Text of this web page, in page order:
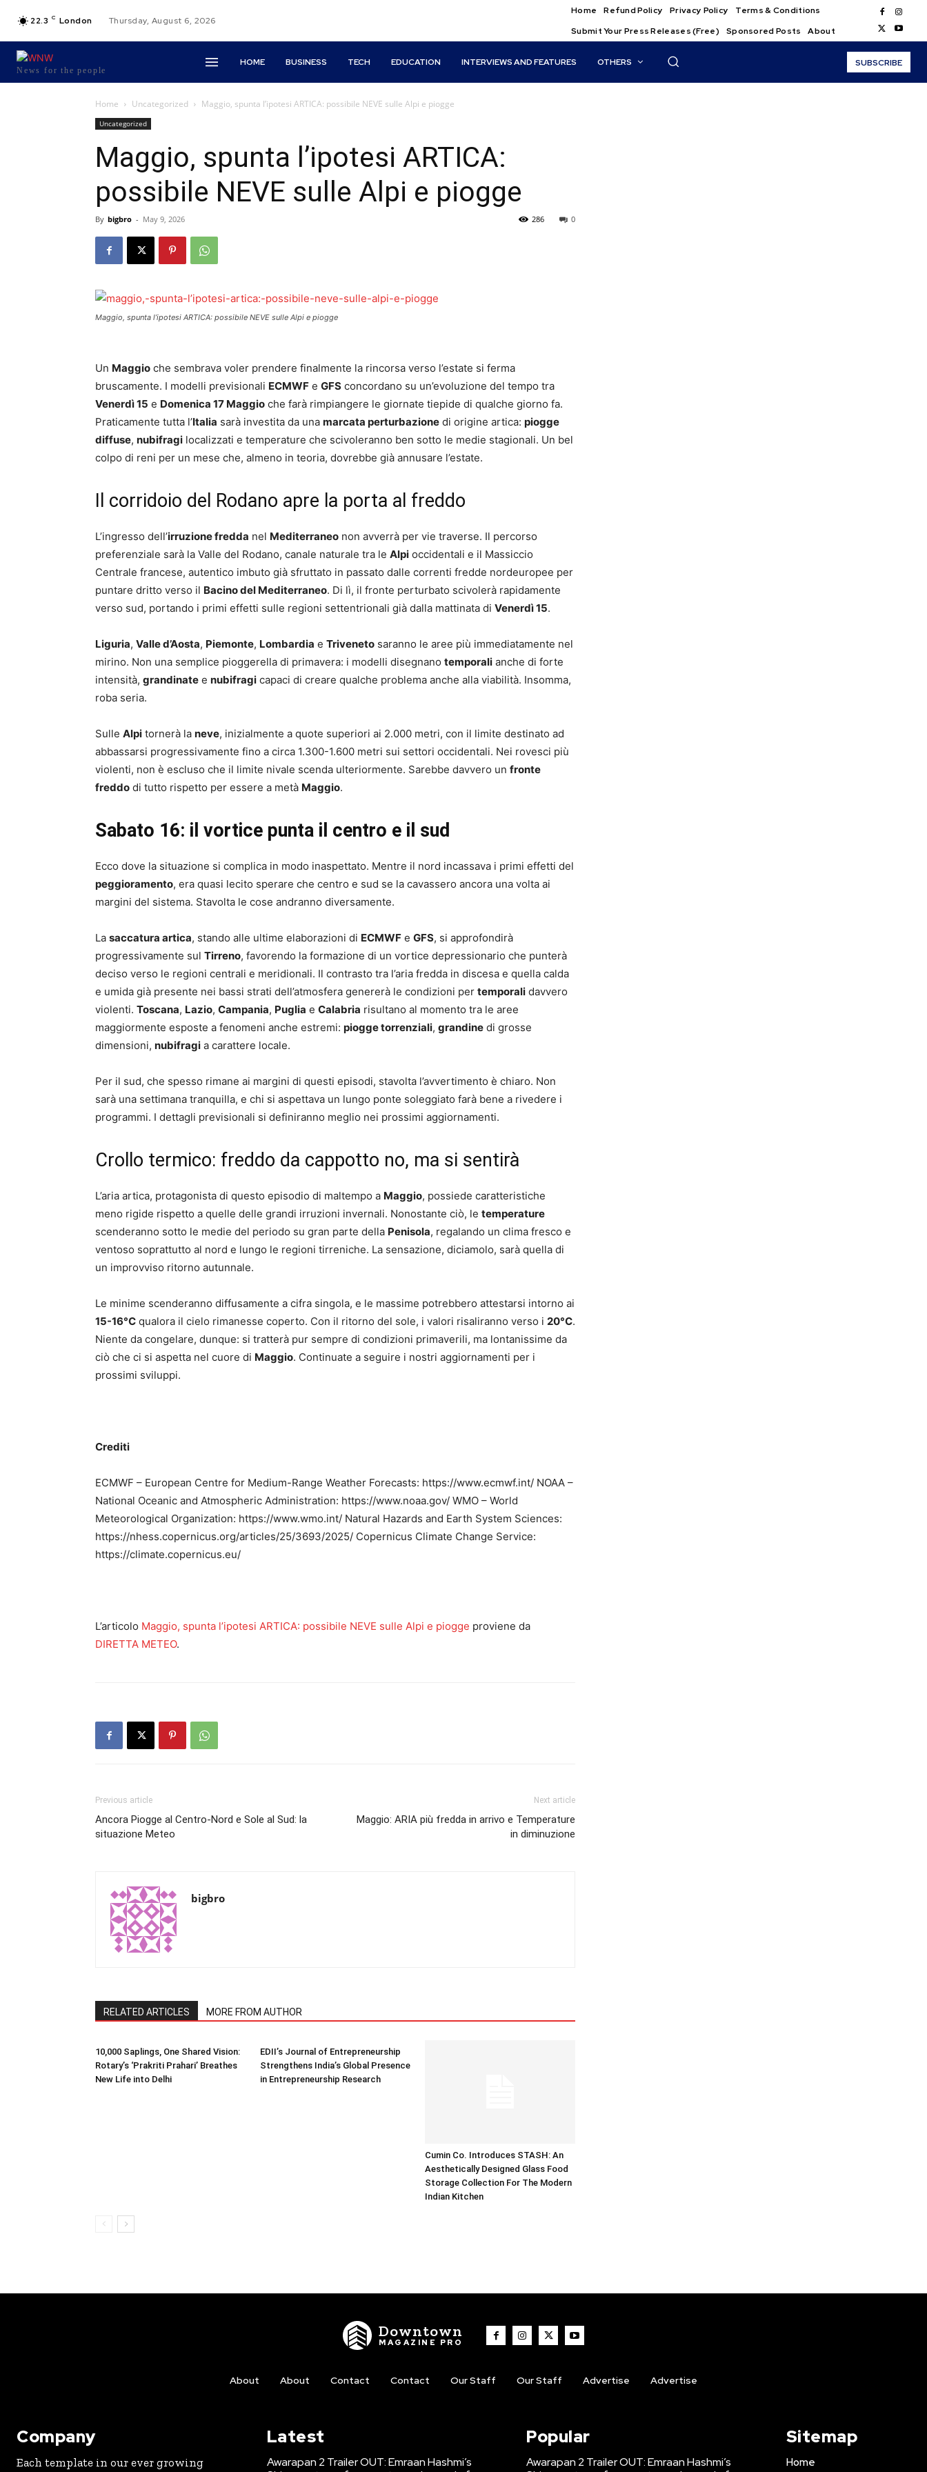
22.3 C London Thursday, August 6, 2026
Home Refund Policy Privacy Policy
Terms & Conditions
Submit Your Press Releases (Free)
Sponsored Posts About
News for the people
HOME BUSINESS TECH EDUCATION INTERVIEWS AND FEATURES OTHERS SUBSCRIBE
Home Uncategorized Maggio, spunta l’ipotesi ARTICA: possibile NEVE sulle Alpi e piogge
Uncategorized
Maggio, spunta l’ipotesi ARTICA:
possibile NEVE sulle Alpi e piogge
By bigbro - May 9, 2026 0
286
Maggio, spunta l’ipotesi ARTICA: possibile NEVE sulle Alpi e piogge
Un Maggio che sembrava voler prendere finalmente la rincorsa verso l’estate si ferma
bruscamente. I modelli previsionali ECMWF e GFS concordano su un’evoluzione del tempo tra
Venerdì 15 e Domenica 17 Maggio che farà rimpiangere le giornate tiepide di qualche giorno fa.
Praticamente tutta l’Italia sarà investita da una marcata perturbazione di origine artica: piogge
diffuse, nubifragi localizzati e temperature che scivoleranno ben sotto le medie stagionali. Un bel
colpo di reni per un mese che, almeno in teoria, dovrebbe già annusare l’estate.
Il corridoio del Rodano apre la porta al freddo
L’ingresso dell’irruzione fredda nel Mediterraneo non avverrà per vie traverse. Il percorso
preferenziale sarà la Valle del Rodano, canale naturale tra le Alpi occidentali e il Massiccio
Centrale francese, autentico imbuto già sfruttato in passato dalle correnti fredde nordeuropee per
puntare dritto verso il Bacino del Mediterraneo. Di lì, il fronte perturbato scivolerà rapidamente
verso sud, portando i primi effetti sulle regioni settentrionali già dalla mattinata di Venerdì 15.
Liguria, Valle d’Aosta, Piemonte, Lombardia e Triveneto saranno le aree più immediatamente nel
mirino. Non una semplice pioggerella di primavera: i modelli disegnano temporali anche di forte
intensità, grandinate e nubifragi capaci di creare qualche problema anche alla viabilità. Insomma,
roba seria.
Sulle Alpi tornerà la neve, inizialmente a quote superiori ai 2.000 metri, con il limite destinato ad
abbassarsi progressivamente fino a circa 1.300-1.600 metri sui settori occidentali. Nei rovesci più
violenti, non è escluso che il limite nivale scenda ulteriormente. Sarebbe davvero un fronte
freddo di tutto rispetto per essere a metà Maggio.
Sabato 16: il vortice punta il centro e il sud
Ecco dove la situazione si complica in modo inaspettato. Mentre il nord incassava i primi effetti del
peggioramento, era quasi lecito sperare che centro e sud se la cavassero ancora una volta ai
margini del sistema. Stavolta le cose andranno diversamente.
La saccatura artica, stando alle ultime elaborazioni di ECMWF e GFS, si approfondirà
progressivamente sul Tirreno, favorendo la formazione di un vortice depressionario che punterà
deciso verso le regioni centrali e meridionali. Il contrasto tra l’aria fredda in discesa e quella calda
e umida già presente nei bassi strati dell’atmosfera genererà le condizioni per temporali davvero
violenti. Toscana, Lazio, Campania, Puglia e Calabria risultano al momento tra le aree
maggiormente esposte a fenomeni anche estremi: piogge torrenziali, grandine di grosse
dimensioni, nubifragi a carattere locale.
Per il sud, che spesso rimane ai margini di questi episodi, stavolta l’avvertimento è chiaro. Non
sarà una settimana tranquilla, e chi si aspettava un lungo ponte soleggiato farà bene a rivedere i
programmi. I dettagli previsionali si definiranno meglio nei prossimi aggiornamenti.
Crollo termico: freddo da cappotto no, ma si sentirà
L’aria artica, protagonista di questo episodio di maltempo a Maggio, possiede caratteristiche
meno rigide rispetto a quelle delle grandi irruzioni invernali. Nonostante ciò, le temperature
scenderanno sotto le medie del periodo su gran parte della Penisola, regalando un clima fresco e
ventoso soprattutto al nord e lungo le regioni tirreniche. La sensazione, diciamolo, sarà quella di
un improvviso ritorno autunnale.
Le minime scenderanno diffusamente a cifra singola, e le massime potrebbero attestarsi intorno ai
15-16°C qualora il cielo rimanesse coperto. Con il ritorno del sole, i valori risaliranno verso i 20°C.
Niente da congelare, dunque: si tratterà pur sempre di condizioni primaverili, ma lontanissime da
ciò che ci si aspetta nel cuore di Maggio. Continuate a seguire i nostri aggiornamenti per i
prossimi sviluppi.
Crediti
ECMWF – European Centre for Medium-Range Weather Forecasts: https://www.ecmwf.int/ NOAA –
National Oceanic and Atmospheric Administration: https://www.noaa.gov/ WMO – World
Meteorological Organization: https://www.wmo.int/ Natural Hazards and Earth System Sciences:
https://nhess.copernicus.org/articles/25/3693/2025/ Copernicus Climate Change Service:
https://climate.copernicus.eu/
L’articolo Maggio, spunta l’ipotesi ARTICA: possibile NEVE sulle Alpi e piogge proviene da
DIRETTA METEO.
Previous article
Ancora Piogge al Centro-Nord e Sole al Sud: la
situazione Meteo
Next article
Maggio: ARIA più fredda in arrivo e Temperature
in diminuzione
bigbro
RELATED ARTICLES MORE FROM AUTHOR
10,000 Saplings, One Shared Vision:
Rotary’s ‘Prakriti Prahari’ Breathes
New Life into Delhi
EDII’s Journal of Entrepreneurship
Strengthens India’s Global Presence
in Entrepreneurship Research
Cumin Co. Introduces STASH: An
Aesthetically Designed Glass Food
Storage Collection For The Modern
Indian Kitchen
Downtown
MAGAZINE PRO
About About Contact Contact Our Staff Our Staff Advertise Advertise
Company
Each template in our ever growing
Latest
Awarapan 2 Trailer OUT: Emraan Hashmi’s
Popular
Awarapan 2 Trailer OUT: Emraan Hashmi’s
Sitemap
Home